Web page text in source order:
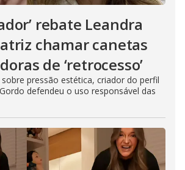
rebate Leandra
chamar canetas
de ‘retrocesso’
pressão estética, criador do perfil
defendeu o uso responsável das